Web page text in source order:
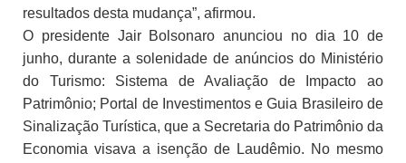
resultados desta mudança”, afirmou.
O presidente Jair Bolsonaro anunciou no dia 10 de
junho, durante a solenidade de anúncios do Ministério
do Turismo: Sistema de Avaliação de Impacto ao
Patrimônio; Portal de Investimentos e Guia Brasileiro de
Sinalização Turística, que a Secretaria do Patrimônio da
Economia visava a isenção de Laudêmio. No mesmo